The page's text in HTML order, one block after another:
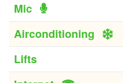
Mic
Airconditioning
Lifts